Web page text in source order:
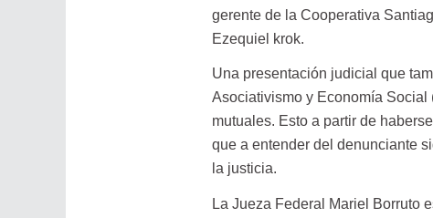
gerente de la Cooperativa
Ezequiel krok.
Una presentación judicial que
Asociativismo y Economía Social
mutuales. Esto a partir de
que a entender del denunciante
la justicia.
La Jueza Federal Mariel Borruto